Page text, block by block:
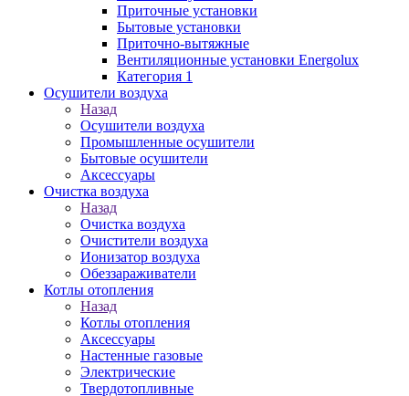
Приточные установки
Бытовые установки
Приточно-вытяжные
Вентиляционные установки Energolux
Категория 1
Осушители воздуха
Назад
Осушители воздуха
Промышленные осушители
Бытовые осушители
Аксессуары
Очистка воздуха
Назад
Очистка воздуха
Очистители воздуха
Ионизатор воздуха
Обеззараживатели
Котлы отопления
Назад
Котлы отопления
Аксессуары
Настенные газовые
Электрические
Твердотопливные